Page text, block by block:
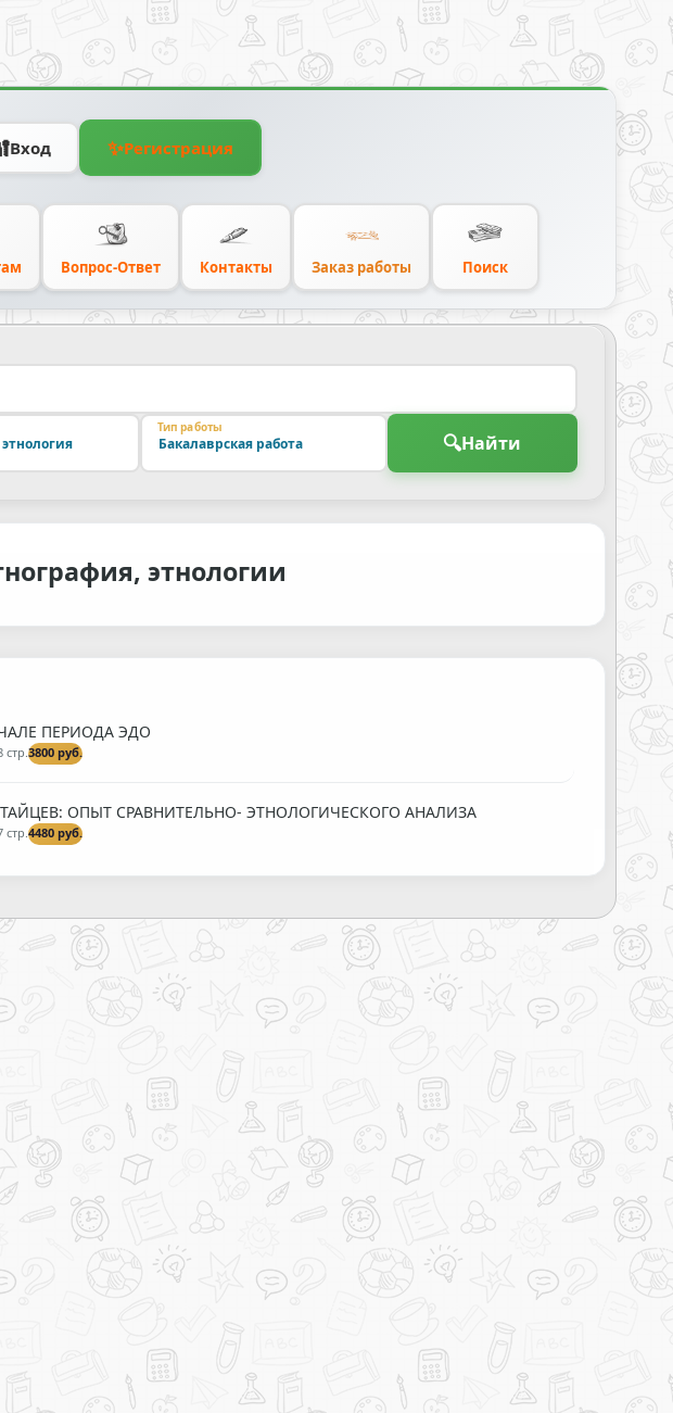
Вход ✨Регистрация
Вопрос-Ответ Контакты Заказ работы Поиск
Тип работы
🔍Найти
этнологии
ПЕРИОДА ЭДО
стр.3800 руб.
ОПЫТ СРАВНИТЕЛЬНО- ЭТНОЛОГИЧЕСКОГО АНАЛИЗА
стр.4480 руб.